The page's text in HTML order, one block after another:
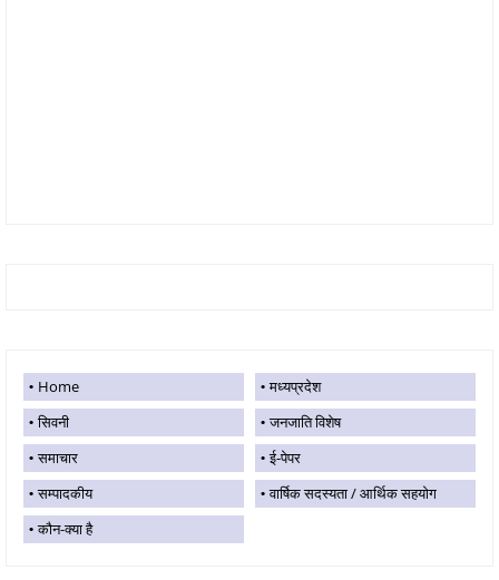
Home
मध्यप्रदेश
सिवनी
जनजाति विशेष
समाचार
ई-पेपर
सम्पादकीय
वार्षिक सदस्यता / आर्थिक सहयोग
कौन-क्या है